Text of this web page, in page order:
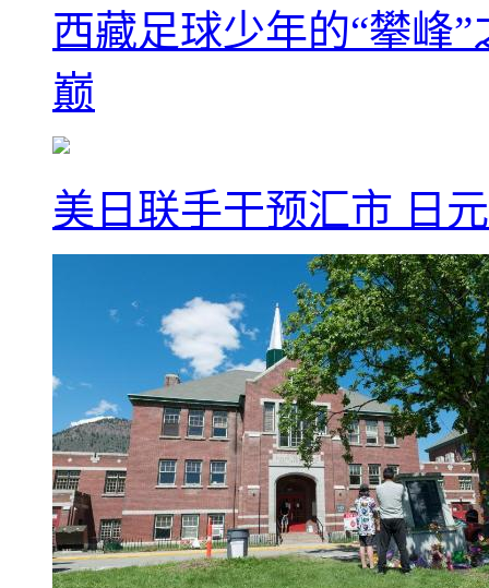
西藏足球少年的“攀峰
巅
美日联手干预汇市 日